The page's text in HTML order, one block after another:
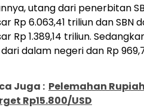
utang dari penerbitan
Rp 6.063,41 triliun dan SBN
Rp 1.389,14 triliun.
dalam negeri dan Rp
Juga : Pelemahan
Rp15.800/USD